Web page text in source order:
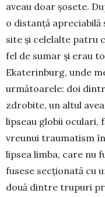
aveau doar şosete.
o distanţă
site şi celelalte patru
fel de sumar şi erau
Ekaterinburg, unde
următoarele: doi
zdrobite, un altul
lip­seau globii oculari,
vreunui traumatism
lipsea limba, care nu
fusese secţionată cu
două dintre trupuri